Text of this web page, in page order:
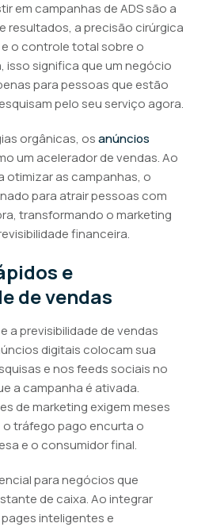
em campanhas de ADS são a
resultados, a precisão cirúrgica
o controle total sobre o
isso significa que um negócio
para pessoas que estão
pelo seu serviço agora.
orgânicas, osanúncios
um acelerador de vendas. Ao
otimizar as campanhas, o
para atrair pessoas com
transformando o marketing
financeira.
e
de vendas
a previsibilidade de vendas
digitais colocam sua
e nos feeds sociais no
a campanha é ativada.
de marketing exigem meses
tráfego pago encurta o
e o consumidor final.
para negócios que
de caixa. Ao integrar
inteligentes e